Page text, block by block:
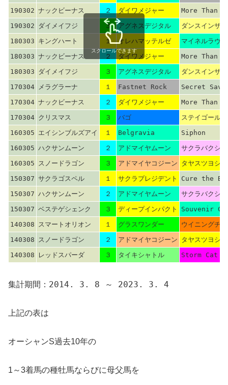
190302 ナックビーナス ２ ダイワメジャー
More Than
190302 ダイメイフジ ３ アグネスデジタル
ダンスインザ
180303 キングハート １ オレハマッテルゼ
マイネルラヴ
180303 ナックビーナス ２ ダイワメジャー
More Than
180303 ダイメイフジ ３ アグネスデジタル
ダンスインザ
170304 メラグラーナ １ Fastnet Rock
Secret
170304 ナックビーナス ２ ダイワメジャー
More Than
170304 クリスマス ３ バゴ
ステイゴールド
160305 エイシンブルズアイ １ Belgravia
Siphon
160305 ハクサンムーン ２ アドマイヤムーン
サクラバクシ
160305 スノードラゴン ３ アドマイヤコジーン タヤスツヨシ
150307 サクラゴスペル １ サクラプレジデント
Cure the
150307 ハクサンムーン ２ アドマイヤムーン
サクラバクシ
150307 ベステゲシェンク ３ ディープインパクト
Souvenir
140308 スマートオリオン １ グラスワンダー
ウイニングチ
140308 スノードラゴン ２ アドマイヤコジーン タヤスツヨシ
140308
レッドスパーダ ３ タイキシャトル Storm Cat
スクロールできます
集計期間：2014. 3. 8 ～ 2023. 3. 4
上記の表は
オーシャンS過去10年の
1～3着馬の種牡馬ならびに母父馬を